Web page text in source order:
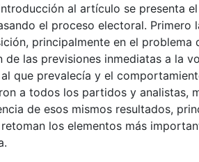
al artículo se presenta
el proceso electoral. Primero
principalmente en el problema
las previsiones inmediatas a la
que prevalecía y el
a todos los partidos y analistas,
de esos mismos resultados,
los elementos más